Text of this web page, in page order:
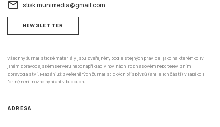
email stisk.munimedia@gmail.com
NEWSLETTER
Všechny žurnalistické materiály jsou zveřejněny podle stejných pravidel jako na kterémkoliv
jiném zpravodajském serveru nebo například v novinách, rozhlasovém nebo televizním
zpravodajství. Mazání už zveřejněných žurnalistických příspěvků (ani jejich částí) v jakékoli
formě není možné nyní ani v budoucnu.
ADRESA